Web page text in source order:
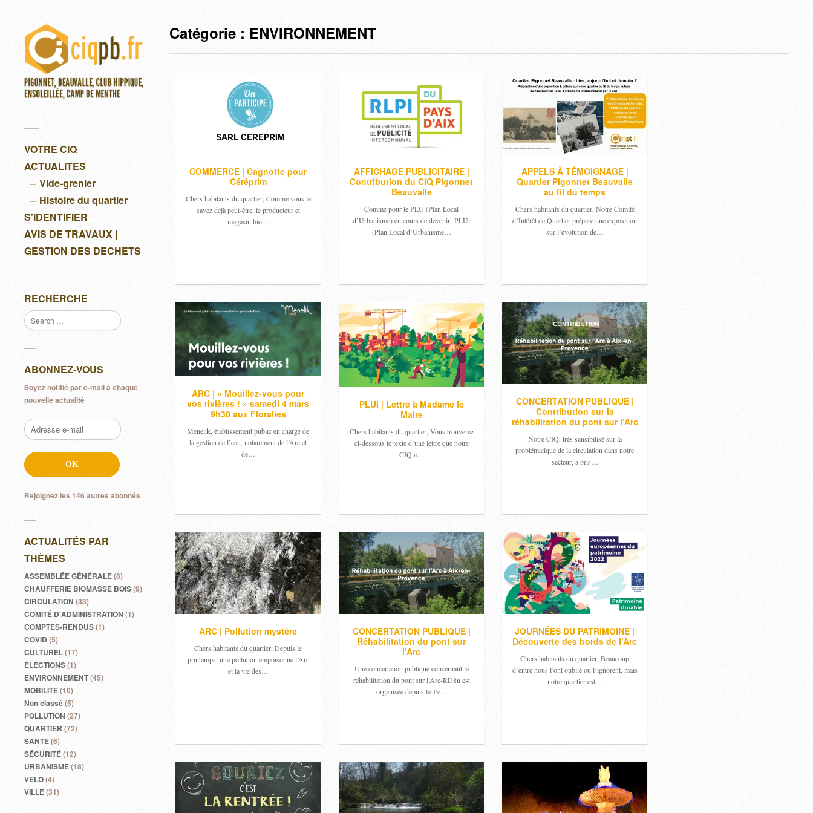
VOTRE CIQ
ACTUALITES
Vide-grenier
Histoire du quartier
S’IDENTIFIER
AVIS DE TRAVAUX |
GESTION DES DECHETS
RECHERCHE
ABONNEZ-VOUS
Soyez notifié par e-mail à chaque
nouvelle actualité
Adresse
e-
mail
OK
Rejoignez les 146 autres abonnés
ACTUALITÉS PAR
THÈMES
ASSEMBLÉE GÉNÉRALE(8)
CHAUFFERIE BIOMASSE BOIS(9)
CIRCULATION (33)
COMITÉ D'ADMINISTRATION (1)
COMPTES-RENDUS(1)
COVID (5)
CULTUREL(17)
ELECTIONS(1)
ENVIRONNEMENT(45)
MOBILITE(10)
Non classé(5)
POLLUTION (27)
QUARTIER (72)
SANTE(6)
SÉCURITÉ(12)
URBANISME(18)
VELO(4)
VILLE(31)
Catégorie : ENVIRONNEMENT
COMMERCE | Cagnotte pour
Céréprim
Chers habitants du quartier, Comme vous le
savez déjà peut-être, le producteur et
magasin bio…
AFFICHAGE PUBLICITAIRE |
Contribution du CIQ Pigonnet
Beauvalle
Comme pour le PLU (Plan Local
d’Urbanisme) en cours de devenir PLUi
(Plan Local d’Urbanisme…
APPELS À TÉMOIGNAGE |
Quartier Pigonnet Beauvalle
au fil du temps
Chers habitants du quartier, Notre Comité
d’Intérêt de Quartier prépare une exposition
sur l’évolution de…
ARC | « Mouillez-vous pour
vos rivières ! » samedi 4 mars
9h30 aux Floralies
Menelik, établissement public en charge de
la gestion de l’eau, notamment de l’Arc et
de…
PLUI | Lettre à Madame le
Maire
Chers habitants du quartier, Vous trouverez
ci-dessous le texte d’une lettre que notre
CIQ a…
CONCERTATION PUBLIQUE |
Contribution sur la
réhabilitation du pont sur l’Arc
Notre CIQ, très sensibilisé sur la
problématique de la circulation dans notre
secteur, a pris…
ARC | Pollution mystère
Chers habitants du quartier, Depuis le
printemps, une pollution empoisonne l’Arc
et la vie des…
CONCERTATION PUBLIQUE |
Réhabilitation du pont sur
l’Arc
Une concertation publique concernant la
réhabilitation du pont sur l’Arc-RD8n est
organisée depuis le 19…
JOURNÉES DU PATRIMOINE |
Découverte des bords de l’Arc
Chers habitants du quartier, Beaucoup
d’entre nous l’ont oublié ou l’ignorent, mais
notre quartier est…